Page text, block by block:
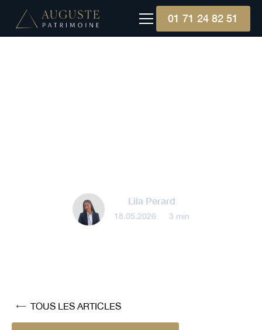
01 71 24 82 51
Lila Perard
18.05.2026 3 min
TOUS LES ARTICLES